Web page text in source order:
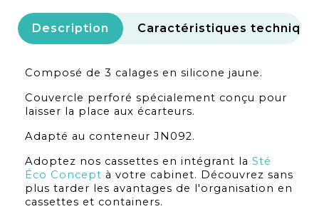
Description Caractéristiques
Composé de 3 calages en silicone jaune.
Couvercle perforé spécialement conçu pour
laisser la place aux écarteurs.
Adapté au conteneur JN092.
Adoptez nos cassettes en intégrant la Sté
Éco Concept à votre cabinet. Découvrez sans
plus tarder les avantages de l'organisation en
cassettes et containers.